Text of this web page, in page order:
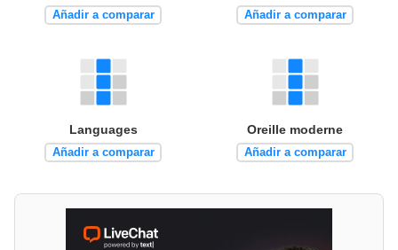
Añadir a comparar Añadir a comparar
Languages
Añadir a comparar
Oreille moderne
Añadir a comparar